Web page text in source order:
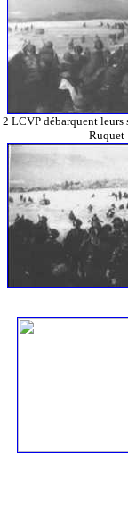
2 LCVP débarquent leurs
Ruquet